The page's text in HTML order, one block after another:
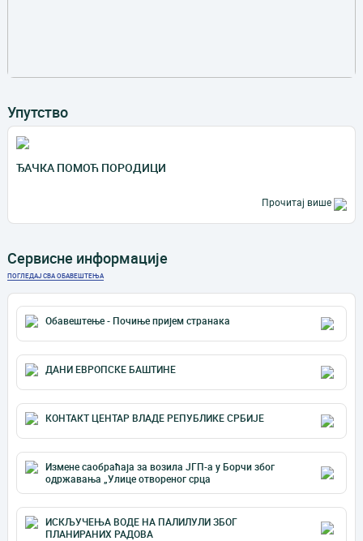
Упутство
ЂАЧКА ПОМОЋ ПОРОДИЦИ
Прочитај више
Сервисне информације
ПОГЛЕДАЈ СВА ОБАВЕШТЕЊА
Обавештење - Почиње пријем странака
ДАНИ ЕВРОПСКЕ БАШТИНЕ
КОНТАКТ ЦЕНТАР ВЛАДЕ РЕПУБЛИКЕ СРБИЈЕ
Измене саобраћаја за возила ЈГП-а у Борчи због
одржавања „Улице отвореног срца
ИСКЉУЧЕЊА ВОДЕ НА ПАЛИЛУЛИ ЗБОГ
ПЛАНИРАНИХ РАДОВА